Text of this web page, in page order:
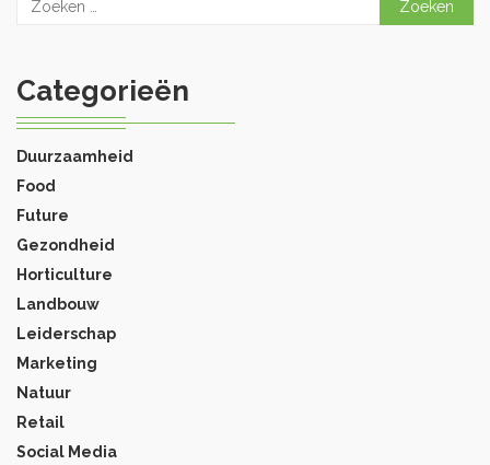
Categorieën
Duurzaamheid
Food
Future
Gezondheid
Horticulture
Landbouw
Leiderschap
Marketing
Natuur
Retail
Social Media